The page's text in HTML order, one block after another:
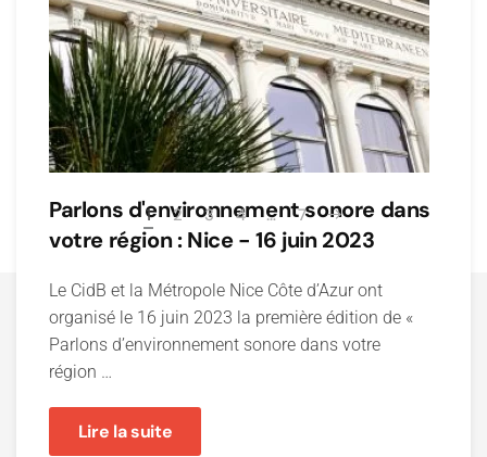
Parlons d'environnement sonore dans
votre région : Nice - 16 juin 2023
Le CidB et la Métropole Nice Côte d’Azur ont
organisé le 16 juin 2023 la première édition de «
Parlons d’environnement sonore dans votre
région …
Lire la suite
1 2 3 4 … 7